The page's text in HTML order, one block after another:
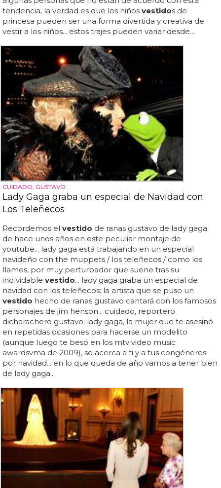
tendencia, la verdad es que los niños vestidos de
princesa pueden ser una forma divertida y creativa de
vestir a los niños... estos trajes pueden variar desde...
CUIDADO, GUSTAVO
Lady Gaga graba un especial de Navidad con
Los Teleñecos
Recordemos el vestido de ranas gustavo de lady gaga
de hace unos años en este peculiar montaje de
youtube... lady gaga está trabajando en un especial
navideño con the muppets / los teleñecos / como los
llames, por muy perturbador que suene tras su
inolvidable vestido... lady gaga graba un especial de
navidad con los teleñecos: la artista que se puso un
vestido hecho de ranas gustavo cantará con los famosos
personajes de jim henson... cuidado, reportero
dicharachero gustavo: lady gaga, la mujer que te asesinó
en repetidas ocasiones para hacerse un modelito
(aunque luego te besó en los mtv video music
awardsvma de 2009), se acerca a ti y a tus congéneres
por navidad... en lo que queda de año vamos a tener bien
de lady gaga...